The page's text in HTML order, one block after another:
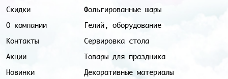
Скидки
О компании
Контакты
Акции
Новинки
Фольгированные шары
Гелий, оборудование
Сервировка стола
Товары для праздника
Декоративные материалы